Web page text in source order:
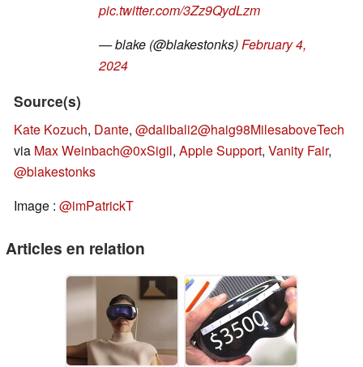
pic.twitter.com/3Zz9QydLzm
— blake (@blakestonks)February 4,
2024
Source(s)
Kate Kozuch, Dante, @dalibali2@haig98MilesaboveTech
via Max Weinbach@0xSigil, Apple Support, Vanity Fair,
@blakestonks
Image : @imPatrickT
Articles en relation